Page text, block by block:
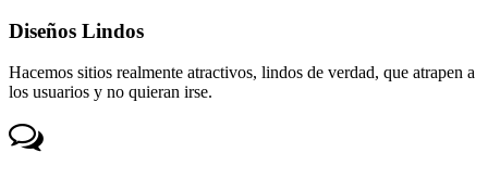
Diseños Lindos
Hacemos sitios realmente atractivos, lindos de verdad, que atrapen a
los usuarios y no quieran irse.